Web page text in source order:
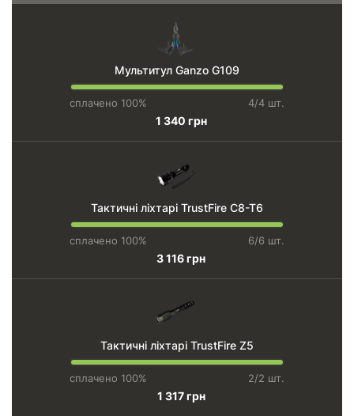
Мультитул Ganzo G109
сплачено 100% 4/4 шт.
1 340 грн
Тактичні ліхтарі TrustFire C8-T6
сплачено 100% 6/6 шт.
3 116 грн
Тактичні ліхтарі TrustFire Z5
сплачено 100% 2/2 шт.
1 317 грн